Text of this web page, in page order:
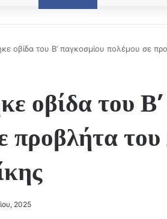
οβίδα του Β’ παγκοσμίου πολέμου σε
οβίδα του
προβλήτα του
2025